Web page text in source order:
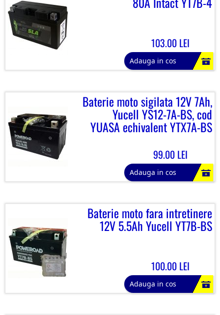
103.00 LEI
Adauga in cos
Baterie moto sigilata 12V 7Ah,
Yucell YS12-7A-BS, cod
YUASA echivalent YTX7A-BS
99.00 LEI
Adauga in cos
Baterie moto fara intretinere
12V 5.5Ah Yucell YT7B-BS
100.00 LEI
Adauga in cos